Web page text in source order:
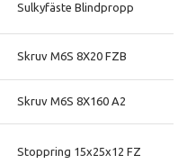
Sulkyfäste Blindpropp
Skruv M6S 8X20 FZB
Skruv M6S 8X160 A2
Stoppring 15x25x12 FZ